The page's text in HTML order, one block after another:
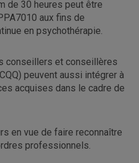
de 30 heures peut être
aux fins de
en psychothérapie.
conseillers et conseillères
peuvent aussi intégrer à
acquises dans le cadre de
en vue de faire reconnaître
professionnels.